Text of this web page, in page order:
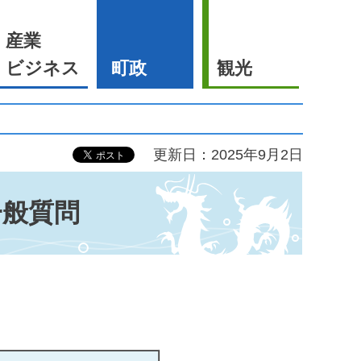
産業
ビジネス
町政 観光
更新日：2025年9月2日
質問